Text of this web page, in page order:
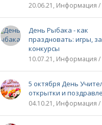
День Рыбака - как
праздновать: игры,
конкурсы
5 октября День
открытки и